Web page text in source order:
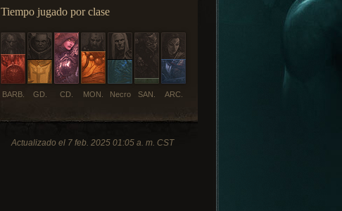
Tiempo jugado por clase
ARC.
BARB. CD.
GD. MON. Necro SAN.
Actualizado el 7 feb. 2025 01:05 a. m. CST